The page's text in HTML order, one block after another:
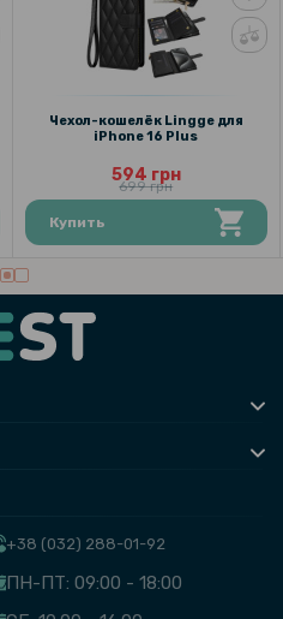
Чехол-кошелёк Lingge для
iPhone 16 Plus
594 грн
699 грн
Купить
+38 (032) 288-01-92
ПН-ПТ: 09:00 - 18:00